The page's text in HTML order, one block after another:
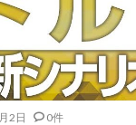
2日 0件